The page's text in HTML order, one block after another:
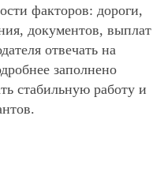
факторов: дороги,
документов, выплат
отвечать на
заполнено
стабильную работу и